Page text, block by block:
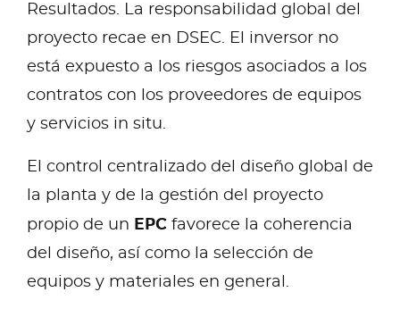
Resultados. La responsabilidad global del
proyecto recae en DSEC. El inversor no
está expuesto a los riesgos asociados a los
contratos con los proveedores de equipos
y servicios in situ.
El control centralizado del diseño global de
la planta y de la gestión del proyecto
propio de un EPC favorece la coherencia
del diseño, así como la selección de
equipos y materiales en general.